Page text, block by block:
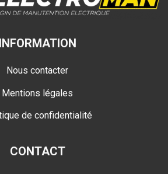
INFORMATION
Nous contacter
Mentions légales
de confidentialité
CONTACT